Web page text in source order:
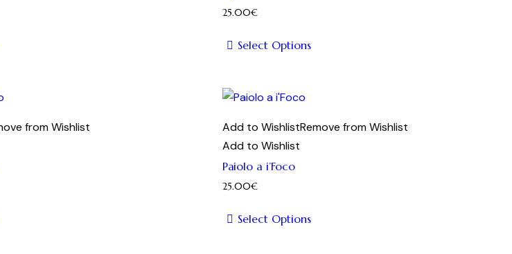
25.00€
Select Options
ha
opzioni
possono
essere
from Wishlist
Add to WishlistRemove from Wishlist
Add to Wishlist
Paiolo a i’Foco
25.00€
Select Options